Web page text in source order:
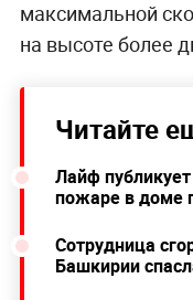
максимальной
на высоте более
Читайте
Лайф
пожаре в доме
Сотрудница
Башкирии